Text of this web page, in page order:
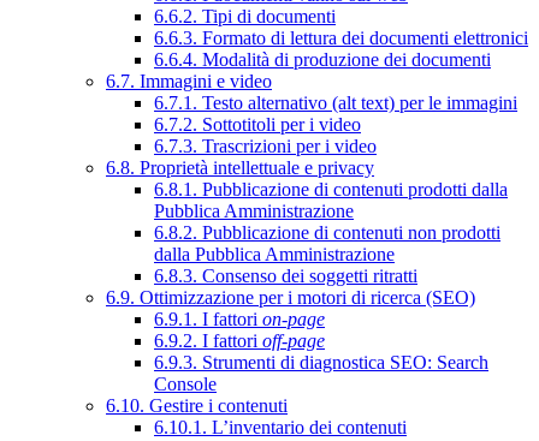
6.6.2. Tipi di documenti
6.6.3. Formato di lettura dei documenti elettronici
6.6.4. Modalità di produzione dei documenti
6.7. Immagini e video
6.7.1. Testo alternativo (alt text) per le immagini
6.7.2. Sottotitoli per i video
6.7.3. Trascrizioni per i video
6.8. Proprietà intellettuale e privacy
6.8.1. Pubblicazione di contenuti prodotti dalla
Pubblica Amministrazione
6.8.2. Pubblicazione di contenuti non prodotti
dalla Pubblica Amministrazione
6.8.3. Consenso dei soggetti ritratti
6.9. Ottimizzazione per i motori di ricerca (SEO)
6.9.1. I fattori on-page
6.9.2. I fattori off-page
6.9.3. Strumenti di diagnostica SEO: Search
Console
6.10. Gestire i contenuti
6.10.1. L’inventario dei contenuti